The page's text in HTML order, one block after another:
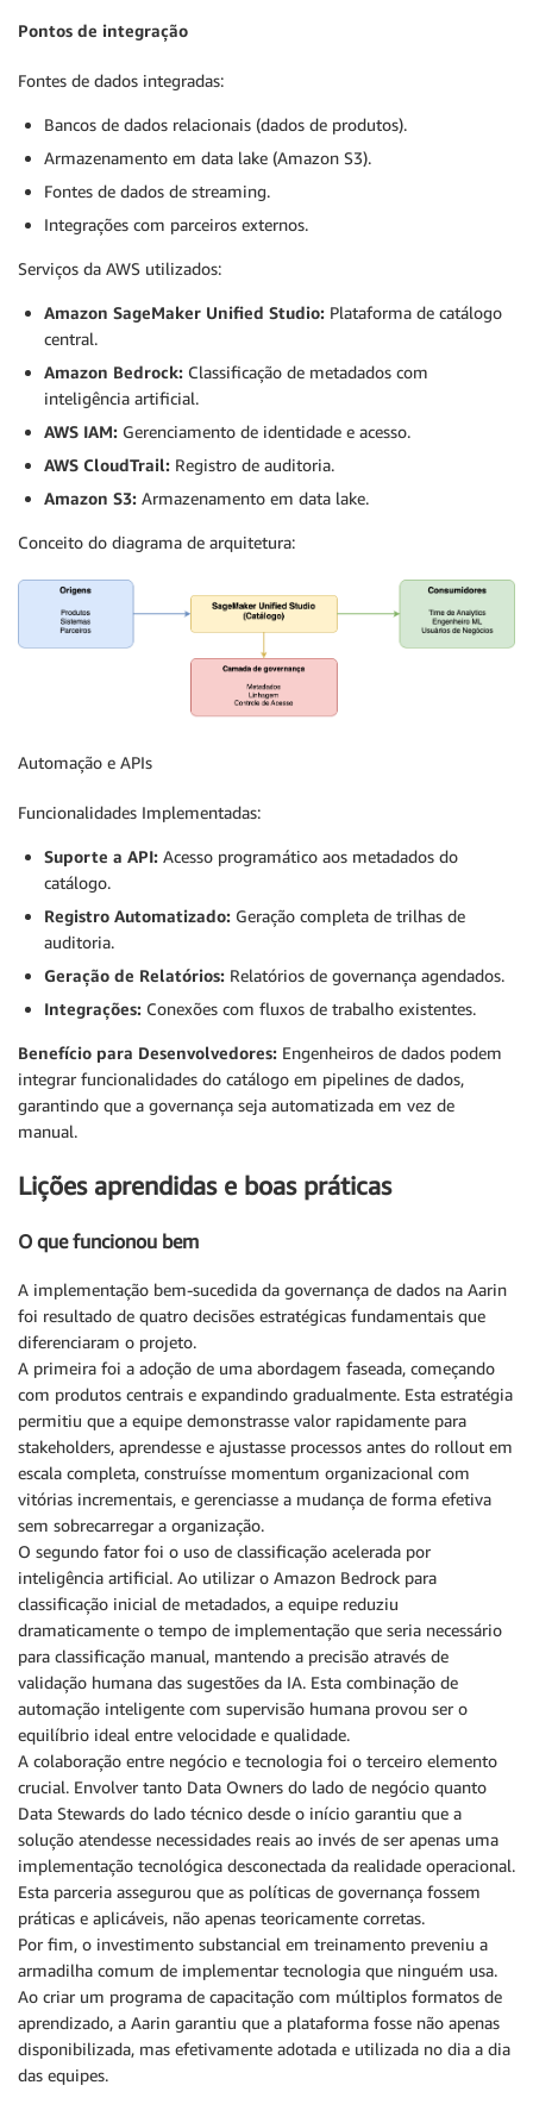
Pontos de integração
Fontes de dados integradas:
Bancos de dados relacionais (dados de produtos).
Armazenamento em data lake (Amazon S3).
Fontes de dados de streaming.
Integrações com parceiros externos.
Serviços da AWS utilizados:
Amazon SageMaker Unified Studio: Plataforma de catálogo
central.
Amazon Bedrock: Classificação de metadados com
inteligência artificial.
AWS IAM: Gerenciamento de identidade e acesso.
AWS CloudTrail: Registro de auditoria.
Amazon S3: Armazenamento em data lake.
Conceito do diagrama de arquitetura:
Automação e APIs
Funcionalidades Implementadas:
Suporte a API: Acesso programático aos metadados do
catálogo.
Registro Automatizado: Geração completa de trilhas de
auditoria.
Geração de Relatórios: Relatórios de governança agendados.
Integrações: Conexões com fluxos de trabalho existentes.
Benefício para Desenvolvedores: Engenheiros de dados podem
integrar funcionalidades do catálogo em pipelines de dados,
garantindo que a governança seja automatizada em vez de
manual.
Lições aprendidas e boas práticas
O que funcionou bem
A implementação bem-sucedida da governança de dados na Aarin
foi resultado de quatro decisões estratégicas fundamentais que
diferenciaram o projeto.
A primeira foi a adoção de uma abordagem faseada, começando
com produtos centrais e expandindo gradualmente. Esta estratégia
permitiu que a equipe demonstrasse valor rapidamente para
stakeholders, aprendesse e ajustasse processos antes do rollout em
escala completa, construísse momentum organizacional com
vitórias incrementais, e gerenciasse a mudança de forma efetiva
sem sobrecarregar a organização.
O segundo fator foi o uso de classificação acelerada por
inteligência artificial. Ao utilizar o Amazon Bedrock para
classificação inicial de metadados, a equipe reduziu
dramaticamente o tempo de implementação que seria necessário
para classificação manual, mantendo a precisão através de
validação humana das sugestões da IA. Esta combinação de
automação inteligente com supervisão humana provou ser o
equilíbrio ideal entre velocidade e qualidade.
A colaboração entre negócio e tecnologia foi o terceiro elemento
crucial. Envolver tanto Data Owners do lado de negócio quanto
Data Stewards do lado técnico desde o início garantiu que a
solução atendesse necessidades reais ao invés de ser apenas uma
implementação tecnológica desconectada da realidade operacional.
Esta parceria assegurou que as políticas de governança fossem
práticas e aplicáveis, não apenas teoricamente corretas.
Por fim, o investimento substancial em treinamento preveniu a
armadilha comum de implementar tecnologia que ninguém usa.
Ao criar um programa de capacitação com múltiplos formatos de
aprendizado, a Aarin garantiu que a plataforma fosse não apenas
disponibilizada, mas efetivamente adotada e utilizada no dia a dia
das equipes.